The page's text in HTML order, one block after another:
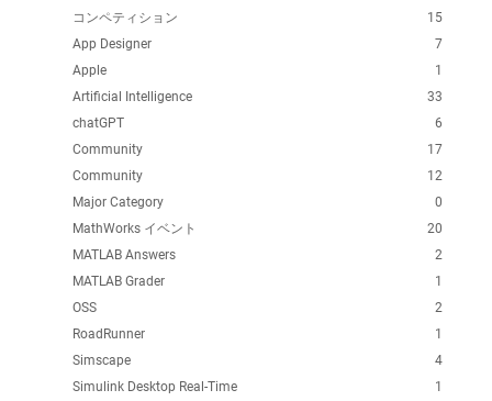
15
コンペティション
7
App Designer
1
Apple
33
Artificial Intelligence
6
chatGPT
17
Community
12
Community
0
Major Category
20
MathWorks イベント
2
MATLAB Answers
1
MATLAB Grader
2
OSS
1
RoadRunner
4
Simscape
1
Simulink Desktop Real-Time